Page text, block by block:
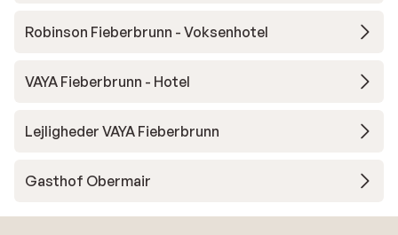
Robinson Fieberbrunn - Voksenhotel
VAYA Fieberbrunn - Hotel
Lejligheder VAYA Fieberbrunn
Gasthof Obermair